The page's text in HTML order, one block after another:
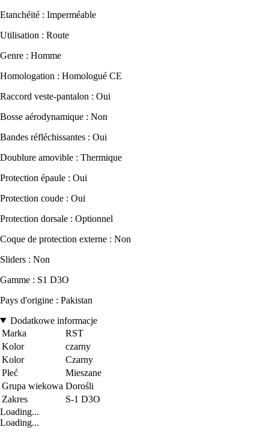
Etanchéité : Imperméable
Utilisation : Route
Genre : Homme
Homologation : Homologué CE
Raccord veste-pantalon : Oui
Bosse aérodynamique : Non
Bandes réfléchissantes : Oui
Doublure amovible : Thermique
Protection épaule : Oui
Protection coude : Oui
Protection dorsale : Optionnel
Coque de protection externe : Non
Sliders : Non
Gamme : S1 D3O
Pays d'origine : Pakistan
Dodatkowe informacje
Marka
RST
Kolor
czarny
Kolor
Czarny
Płeć
Mieszane
Grupa wiekowa Dorośli
Zakres
S-1 D3O
Loading...
Loading...